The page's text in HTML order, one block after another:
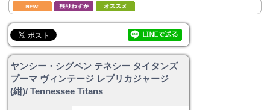
ヤンシー・シグペン テネシー タイタンズ
プーマ ヴィンテージ レプリカジャージ
(紺)/ Tennessee Titans